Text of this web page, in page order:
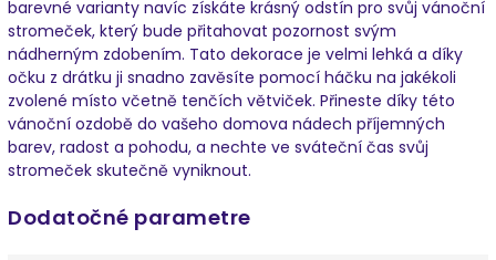
barevné varianty navíc získáte krásný odstín pro svůj vánoční
stromeček, který bude přitahovat pozornost svým
nádherným zdobením. Tato dekorace je velmi lehká a díky
očku z drátku ji snadno zavěsíte pomocí háčku na jakékoli
zvolené místo včetně tenčích větviček. Přineste díky této
vánoční ozdobě do vašeho domova nádech příjemných
barev, radost a pohodu, a nechte ve sváteční čas svůj
stromeček skutečně vyniknout.
Dodatočné parametre